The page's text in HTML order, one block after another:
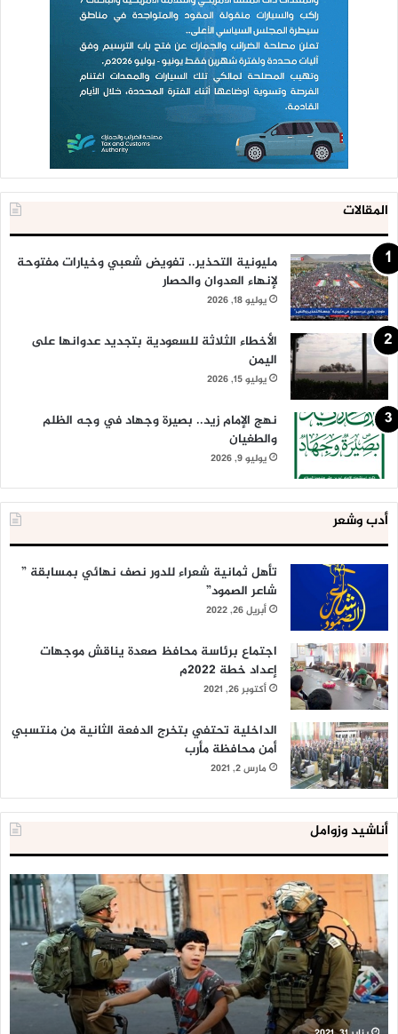
المقالات
مليونية التحذير.. تفويض شعبي وخيارات مفتوحة
لإنهاء العدوان والحصار
يوليو 18, 2026
الأخطاء الثلاثة للسعودية بتجديد عدوانها على
اليمن
يوليو 15, 2026
نهج الإمام زيد.. بصيرة وجهاد في وجه الظلم
والطغيان
يوليو 9, 2026
أدب وشعر
تأهل ثمانية شعراء للدور نصف نهائي بمسابقة ”
شاعر الصمود”
أبريل 26, 2022
اجتماع برئاسة محافظ صعدة يناقش موجهات
إعداد خطة 2022م
أكتوبر 26, 2021
الداخلية تحتفي بتخرج الدفعة الثانية من منتسبي
أمن محافظة مأرب
مارس 2, 2021
أناشيد وزوامل
العدو
الإسرائيلي
اعتقل
543
طفلا
فلسطينيا
خلال
2020